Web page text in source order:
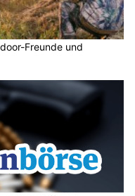
Freunde und